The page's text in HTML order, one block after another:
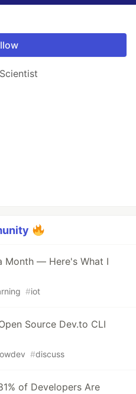
Month — Here's What I
#iot
Source Dev.to CLI
#discuss
of Developers Are